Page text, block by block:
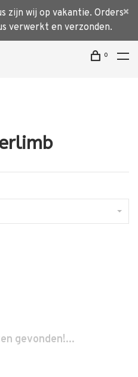
zijn wij op vakantie. Orders
verwerkt en verzonden.
0
gevonden!...